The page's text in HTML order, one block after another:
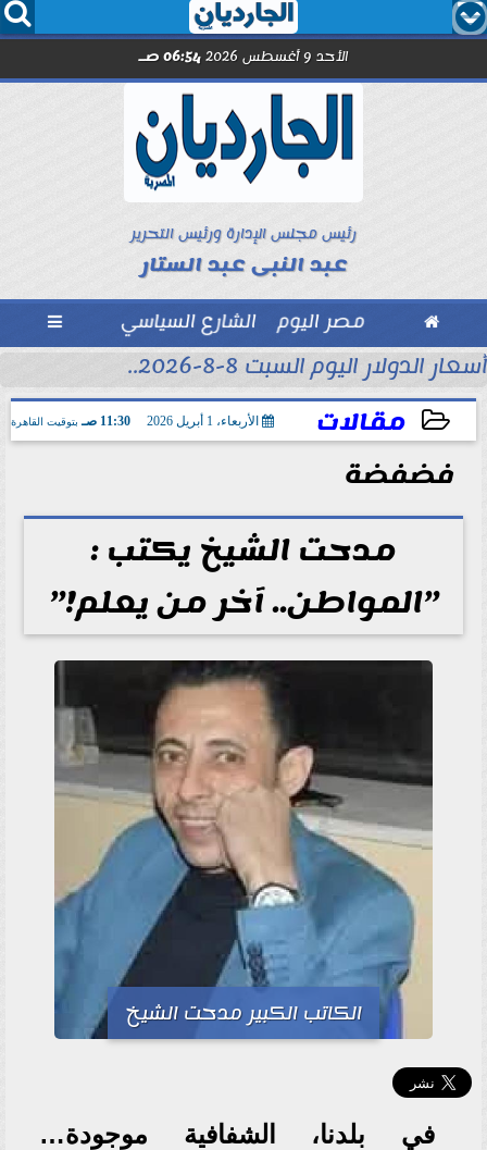
  
الأحد 9 أغسطس 2026 06:54 صـ
رئيس مجلس الإدارة ورئيس التحرير
عبد النبى عبد الستار
 مصر اليوم الشارع السياسي 
أسعار الدولار اليوم السبت 8-8-2026..
مقالات الأربعاء، 1 أبريل 2026 11:30 صـ بتوقيت القاهرة
2026-04-01 11:30:10
فضفضة
مدحت الشيخ يكتب :
”المواطن.. آخر من يعلم!”
الكاتب الكبير مدحت الشيخ
في بلدنا، الشفافية موجودة…